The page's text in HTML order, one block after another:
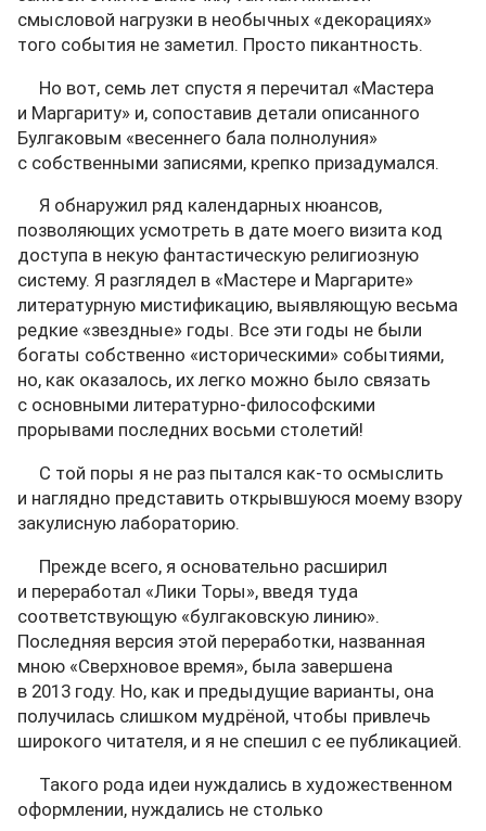
смысловой нагрузки в необычных «декорациях»
того события не заметил. Просто пикантность.
Но вот, семь лет спустя я перечитал «Мастера
и Маргариту» и, сопоставив детали описанного
Булгаковым «весеннего бала полнолуния»
с собственными записями, крепко призадумался.
Я обнаружил ряд календарных нюансов,
позволяющих усмотреть в дате моего визита код
доступа в некую фантастическую религиозную
систему. Я разглядел в «Мастере и Маргарите»
литературную мистификацию, выявляющую весьма
редкие «звездные» годы. Все эти годы не были
богаты собственно «историческими» событиями,
но, как оказалось, их легко можно было связать
с основными литературно-философскими
прорывами последних восьми столетий!
С той поры я не раз пытался как-то осмыслить
и наглядно представить открывшуюся моему взору
закулисную лабораторию.
Прежде всего, я основательно расширил
и переработал «Лики Торы», введя туда
соответствующую «булгаковскую линию».
Последняя версия этой переработки, названная
мною «Сверхновое время», была завершена
в 2013 году. Но, как и предыдущие варианты, она
получилась слишком мудрёной, чтобы привлечь
широкого читателя, и я не спешил с ее публикацией.
Такого рода идеи нуждались в художественном
оформлении, нуждались не столько